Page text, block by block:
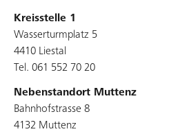
Kreisstelle 1
Wasserturmplatz 5
4410 Liestal
Tel. 061 552 70 20
Nebenstandort Muttenz
Bahnhofstrasse 8
4132 Muttenz